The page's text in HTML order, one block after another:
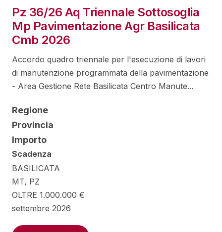
Pz 36/26 Aq Triennale Sottosoglia
Mp Pavimentazione Agr Basilicata
Cmb 2026
Accordo quadro triennale per l'esecuzione di lavori
di manutenzione programmata della pavimentazione
- Area Gestione Rete Basilicata Centro Manute...
Regione
Provincia
Importo
Scadenza
BASILICATA
MT, PZ
OLTRE 1.000.000 €
settembre 2026